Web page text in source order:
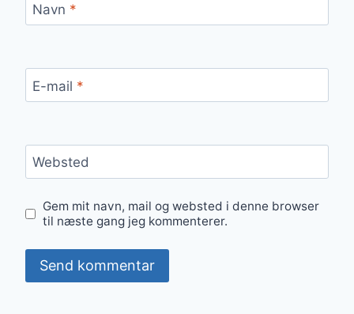
Navn *
E-mail *
Websted
Gem mit navn, mail og websted i denne browser
til næste gang jeg kommenterer.